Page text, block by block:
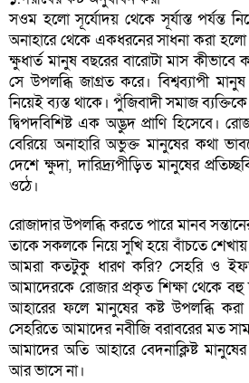
সওম হলো সূর্যোদয় থেকে সূর্যাস্ত পর্যন্ত
অনাহারে থেকে একধরনের সাধনা করা
ক্ষুধার্ত মানুষ বছরের বারোটা মাস
সে উপলব্ধি জাগ্রত করে। বিশ্বব্যাপী
নিয়েই ব্যস্ত থাকে। পুঁজিবাদী সমাজ
দ্বিপদবিশিষ্ট এক অদ্ভুদ প্রাণি হিসেবে।
বেরিয়ে অনাহারি অভুক্ত মানুষের কথা
দেশে ক্ষুদা, দারিদ্র্যপীড়িত মানুষের
ওঠে।
রোজাদার উপলব্ধি করতে পারে মানব
তাকে সকলকে নিয়ে সুখি হয়ে বাঁচতে
আমরা কতটুকু ধারণ করি? সেহরি ও
আমাদেরকে রোজার প্রকৃত শিক্ষা থেকে বহু
আহারের ফলে মানুষের কষ্ট উপলব্ধি
সেহরিতে আমাদের নবীজি বরাবরের মত
আমাদের অতি আহারে বেদনাক্লিষ্ট
আর ভাসে না।